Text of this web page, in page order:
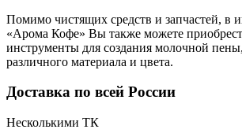
Помимо чистящих средств и запчастей, в
«Арома Кофе» Вы также можете
инструменты для создания молочной
различного материала и цвета.
Доставка по всей России
Несколькими ТК